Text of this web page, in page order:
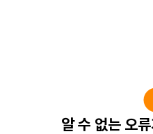
알 수 없는 오